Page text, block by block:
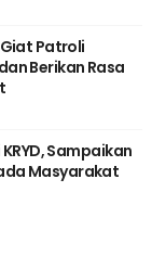
Patroli
Berikan Rasa
Sampaikan
Masyarakat